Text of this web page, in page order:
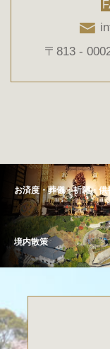
〒813 -
お済度・葬儀・祈願・供
境内散策